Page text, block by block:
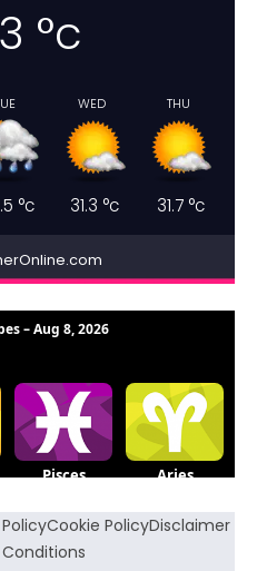
°c
°c
WED
31.3 °c
THU
31.7°c
Cookie PolicyDisclaimer